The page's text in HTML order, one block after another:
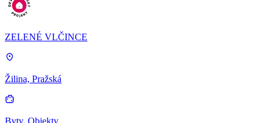
ZELENÉ VLČINCE
Žilina, Pražská